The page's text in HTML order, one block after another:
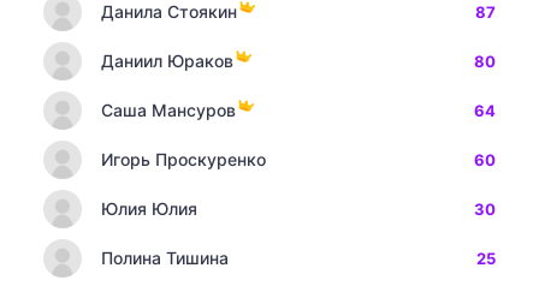
Данила Стоякин 87
Даниил Юраков 80
Саша Мансуров 64
Игорь Проскуренко 60
Юлия Юлия 30
Полина Тишина 25